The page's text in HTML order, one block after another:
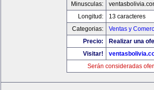
Minusculas:
Longitud:
13 caracteres
Categorias:
Ventas y
Precio:
Realizar una
Visitar!
Serán consideradas